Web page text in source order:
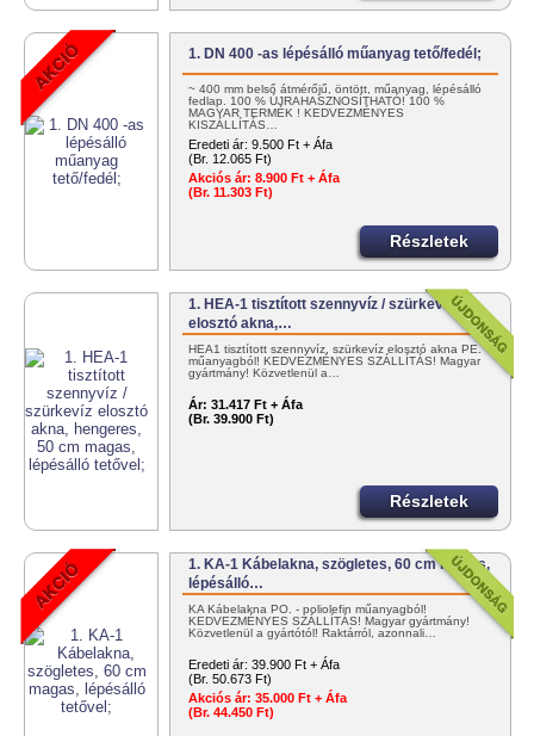
1. DN 400 -as lépésálló műanyag tető/fedél;
~ 400 mm belső átmérőjű, öntött, műanyag, lépésálló
fedlap. 100 % ÚJRAHASZNOSÍTHATÓ! 100 %
MAGYAR TERMÉK ! KEDVEZMÉNYES
KISZÁLLÍTÁS…
Eredeti ár: 9.500 Ft + Áfa
(Br. 12.065 Ft)
Akciós ár: 8.900 Ft + Áfa
(Br. 11.303 Ft)
Részletek
1. HEA-1 tisztított szennyvíz / szürkevíz
elosztó akna,…
HEA1 tisztított szennyvíz, szürkevíz elosztó akna PE.
műanyagból! KEDVEZMÉNYES SZÁLLÍTÁS! Magyar
gyártmány! Közvetlenül a…
Ár: 31.417 Ft + Áfa
(Br. 39.900 Ft)
Részletek
1. KA-1 Kábelakna, szögletes, 60 cm magas,
lépésálló…
KA Kábelakna PO. - poliolefin műanyagból!
KEDVEZMÉNYES SZÁLLÍTÁS! Magyar gyártmány!
Közvetlenül a gyártótól! Raktárról, azonnali…
Eredeti ár: 39.900 Ft + Áfa
(Br. 50.673 Ft)
Akciós ár: 35.000 Ft + Áfa
(Br. 44.450 Ft)